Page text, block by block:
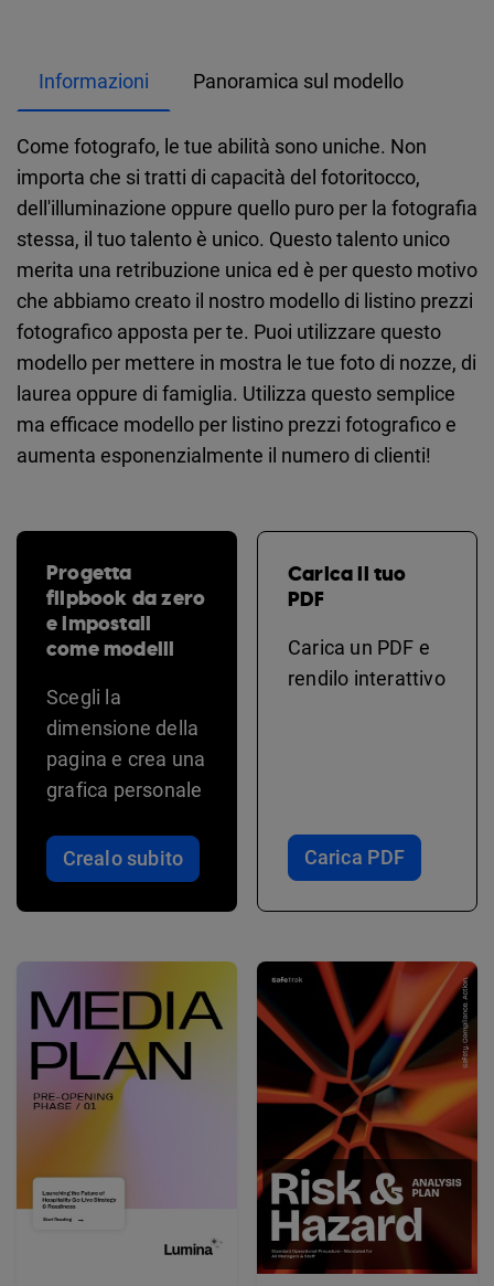
Informazioni Panoramica sul modello
Come fotografo, le tue abilità sono uniche. Non
importa che si tratti di capacità del fotoritocco,
dell'illuminazione oppure quello puro per la fotografia
stessa, il tuo talento è unico. Questo talento unico
merita una retribuzione unica ed è per questo motivo
che abbiamo creato il nostro modello di listino prezzi
fotografico apposta per te. Puoi utilizzare questo
modello per mettere in mostra le tue foto di nozze, di
laurea oppure di famiglia. Utilizza questo semplice
ma efficace modello per listino prezzi fotografico e
aumenta esponenzialmente il numero di clienti!
Progetta
flipbook da zero
e impostali
come modelli
Scegli la
dimensione della
pagina e crea una
grafica personale
Crealo subito
Carica il tuo
PDF
Carica un PDF e
rendilo interattivo
Carica PDF